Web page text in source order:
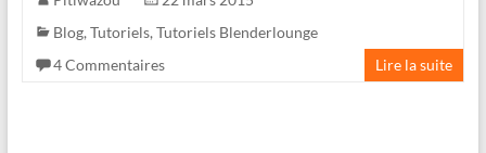
Blog, Tutoriels, Tutoriels Blenderlounge
4 Commentaires
Lire la suite